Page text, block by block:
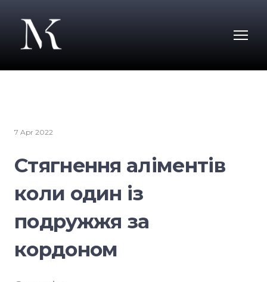
7 Apr 2022
Стягнення аліментів
коли один із
подружжя за
кордоном